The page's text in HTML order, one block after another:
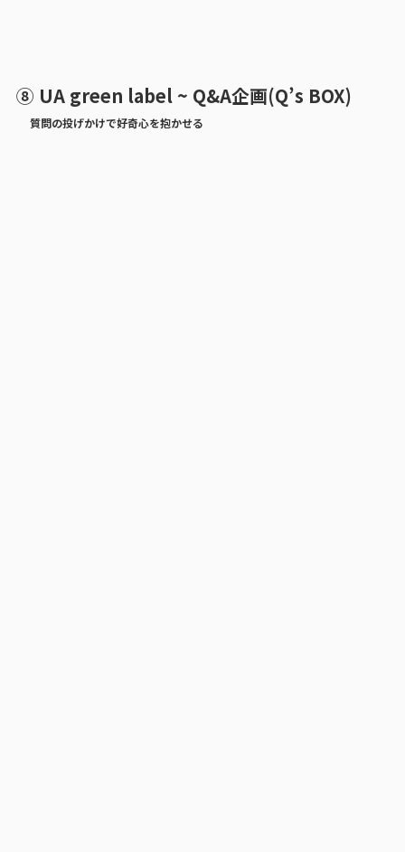
⑧ UA green label ~ Q&A企画(Q’s BOX)
質問の投げかけで好奇心を抱かせる